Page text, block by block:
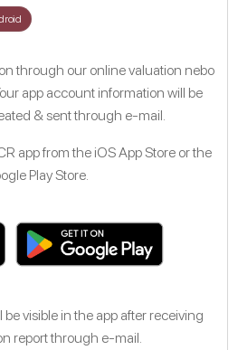
through our online valuation nebo
app account information will be
& sent through e-mail.
app from the iOS App Store or the
Play Store.
be visible in the app after receiving
report through e-mail.